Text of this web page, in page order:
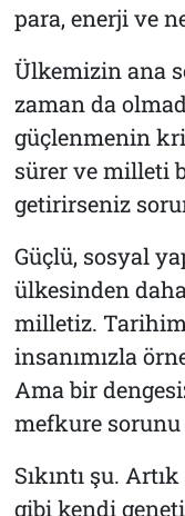
para, enerji ve
Ülkemizin ana
zaman da
güçlenmenin
sürer ve milleti
getirirseniz
Güçlü, sosyal
ülkesinden
milletiz.
insanımızla
Ama bir
mefkure sorunu
Sıkıntı şu.
gibi kendi